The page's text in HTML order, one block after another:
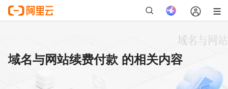
域名与网站续费付款 的相关内容